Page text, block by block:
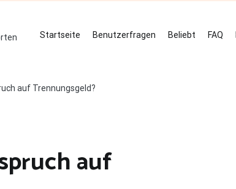
Startseite Benutzerfragen Beliebt FAQ
auf Trennungsgeld?
auf